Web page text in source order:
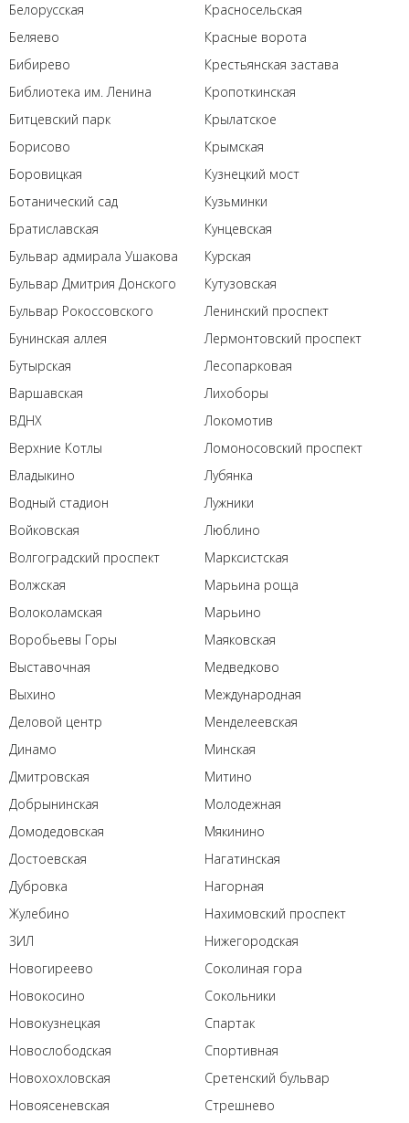
Белорусская
Беляево
Бибирево
Библиотека им. Ленина
Битцевский парк
Борисово
Боровицкая
Ботанический сад
Братиславская
Бульвар адмирала Ушакова
Бульвар Дмитрия Донского
Бульвар Рокоссовского
Бунинская аллея
Бутырская
Варшавская
ВДНХ
Верхние Котлы
Владыкино
Водный стадион
Войковская
Волгоградский проспект
Волжская
Волоколамская
Воробьевы Горы
Выставочная
Выхино
Деловой центр
Динамо
Дмитровская
Добрынинская
Домодедовская
Достоевская
Дубровка
Жулебино
ЗИЛ
Красносельская
Красные ворота
Крестьянская застава
Кропоткинская
Крылатское
Крымская
Кузнецкий мост
Кузьминки
Кунцевская
Курская
Кутузовская
Ленинский проспект
Лермонтовский проспект
Лесопарковая
Лихоборы
Локомотив
Ломоносовский проспект
Лубянка
Лужники
Люблино
Марксистская
Марьина роща
Марьино
Маяковская
Медведково
Международная
Менделеевская
Минская
Митино
Молодежная
Мякинино
Нагатинская
Нагорная
Нахимовский проспект
Нижегородская
Новогиреево
Новокосино
Новокузнецкая
Новослободская
Новохохловская
Новоясеневская
Соколиная гора
Сокольники
Спартак
Спортивная
Сретенский бульвар
Стрешнево